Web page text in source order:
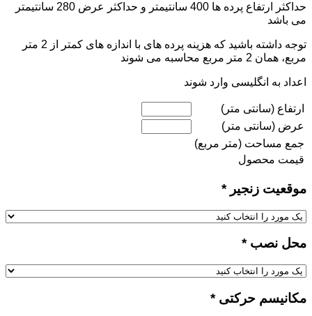
حداکثر ارتفاع پرده ها 400 سانتیمتر و حداکثر عرض 280 سانتیمتر
می باشد
توجه داشته باشید که هزینه پرده های با اندازه های کمتر از 2 متر
مربع، همان 2 متر مربع محاسبه می شوند
اعداد به انگلیسی وارد شوند
ارتفاع (سانتی متر)
عرض (سانتی متر)
جمع مساحت (متر مربع)
قیمت محصول
موقعیت زنجیر *
محل نصب *
مکانیسم حرکتی *